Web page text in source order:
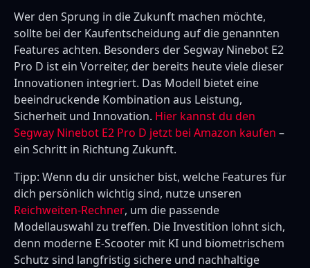
Wer den Sprung in die Zukunft machen möchte,
sollte bei der Kaufentscheidung auf die genannten
Features achten. Besonders der Segway Ninebot E2
Pro D ist ein Vorreiter, der bereits heute viele dieser
Innovationen integriert. Das Modell bietet eine
beeindruckende Kombination aus Leistung,
Sicherheit und Innovation. Hier kannst du den
Segway Ninebot E2 Pro D jetzt bei Amazon kaufen –
ein Schritt in Richtung Zukunft.
Tipp: Wenn du dir unsicher bist, welche Features für
dich persönlich wichtig sind, nutze unseren
Reichweiten-Rechner, um die passende
Modellauswahl zu treffen. Die Investition lohnt sich,
denn moderne E-Scooter mit KI und biometrischem
Schutz sind langfristig sichere und nachhaltige